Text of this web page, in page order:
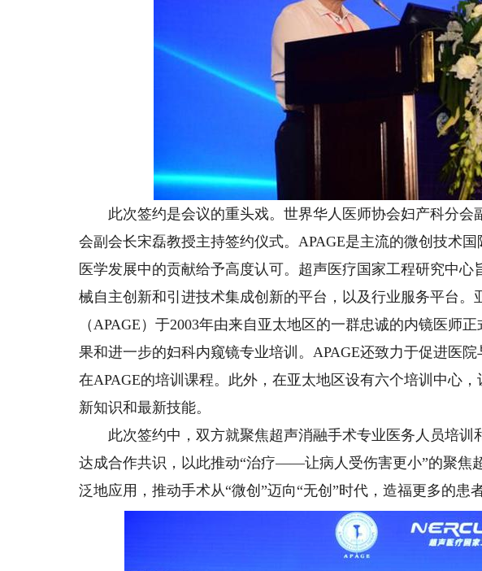
此次签约是会议的重头戏。世界华人医师协会妇产科分会
会副会长宋磊教授主持签约仪式。APAGE是主流的微创技术
医学发展中的贡献给予高度认可。超声医疗国家工程研究中
械自主创新和引进技术集成创新的平台，以及行业服务平台。
（APAGE）于2003年由来自亚太地区的一群忠诚的内镜医师
果和进一步的妇科内窥镜专业培训。APAGE还致力于促进医
在APAGE的培训课程。此外，在亚太地区设有六个培训中心
新知识和最新技能。
此次签约中，双方就聚焦超声消融手术专业医务人员培训
达成合作共识，以此推动“治疗——让病人受伤害更小”的聚焦
泛地应用，推动手术从“微创”迈向“无创”时代，造福更多的患者